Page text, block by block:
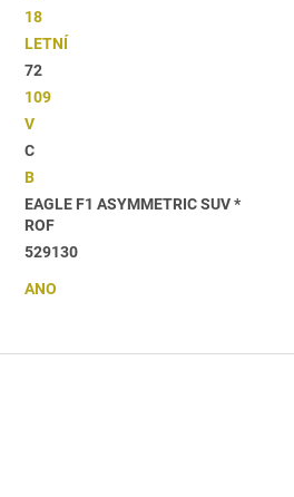
18
LETNÍ
72
109
V
C
B
EAGLE F1 ASYMMETRIC SUV *
ROF
529130
ANO